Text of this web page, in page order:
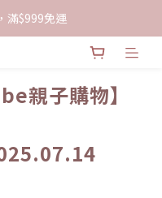
滿$999免運
滿$999免運
購物金
滿$999免運
親子購物】